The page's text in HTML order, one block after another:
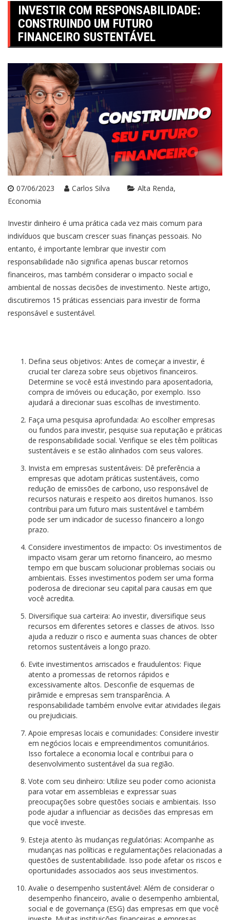
INVESTIR COM RESPONSABILIDADE:
CONSTRUINDO UM FUTURO
FINANCEIRO SUSTENTÁVEL
07/06/2023 Carlos Silva
Alta Renda
Economia
Investir dinheiro é uma prática cada vez mais comum para
indivíduos que buscam crescer suas finanças pessoais. No
entanto, é importante lembrar que investir com
responsabilidade não significa apenas buscar retornos
financeiros, mas também considerar o impacto social e
ambiental de nossas decisões de investimento. Neste artigo,
discutiremos 15 práticas essenciais para investir de forma
responsável e sustentável.
Defina seus objetivos: Antes de começar a investir, é
crucial ter clareza sobre seus objetivos financeiros.
Determine se você está investindo para aposentadoria,
compra de imóveis ou educação, por exemplo. Isso
ajudará a direcionar suas escolhas de investimento.
Faça uma pesquisa aprofundada: Ao escolher empresas
ou fundos para investir, pesquise sua reputação e práticas
de responsabilidade social. Verifique se eles têm políticas
sustentáveis e se estão alinhados com seus valores.
Invista em empresas sustentáveis: Dê preferência a
empresas que adotam práticas sustentáveis, como
redução de emissões de carbono, uso responsável de
recursos naturais e respeito aos direitos humanos. Isso
contribui para um futuro mais sustentável e também
pode ser um indicador de sucesso financeiro a longo
prazo.
Considere investimentos de impacto: Os investimentos de
impacto visam gerar um retorno financeiro, ao mesmo
tempo em que buscam solucionar problemas sociais ou
ambientais. Esses investimentos podem ser uma forma
poderosa de direcionar seu capital para causas em que
você acredita.
Diversifique sua carteira: Ao investir, diversifique seus
recursos em diferentes setores e classes de ativos. Isso
ajuda a reduzir o risco e aumenta suas chances de obter
retornos sustentáveis a longo prazo.
Evite investimentos arriscados e fraudulentos: Fique
atento a promessas de retornos rápidos e
excessivamente altos. Desconfie de esquemas de
pirâmide e empresas sem transparência. A
responsabilidade também envolve evitar atividades ilegais
ou prejudiciais.
Apoie empresas locais e comunidades: Considere investir
em negócios locais e empreendimentos comunitários.
Isso fortalece a economia local e contribui para o
desenvolvimento sustentável da sua região.
Vote com seu dinheiro: Utilize seu poder como acionista
para votar em assembleias e expressar suas
preocupações sobre questões sociais e ambientais. Isso
pode ajudar a influenciar as decisões das empresas em
que você investe.
Esteja atento às mudanças regulatórias: Acompanhe as
mudanças nas políticas e regulamentações relacionadas a
questões de sustentabilidade. Isso pode afetar os riscos e
oportunidades associados aos seus investimentos.
Avalie o desempenho sustentável: Além de considerar o
desempenho financeiro, avalie o desempenho ambiental,
social e de governança (ESG) das empresas em que você